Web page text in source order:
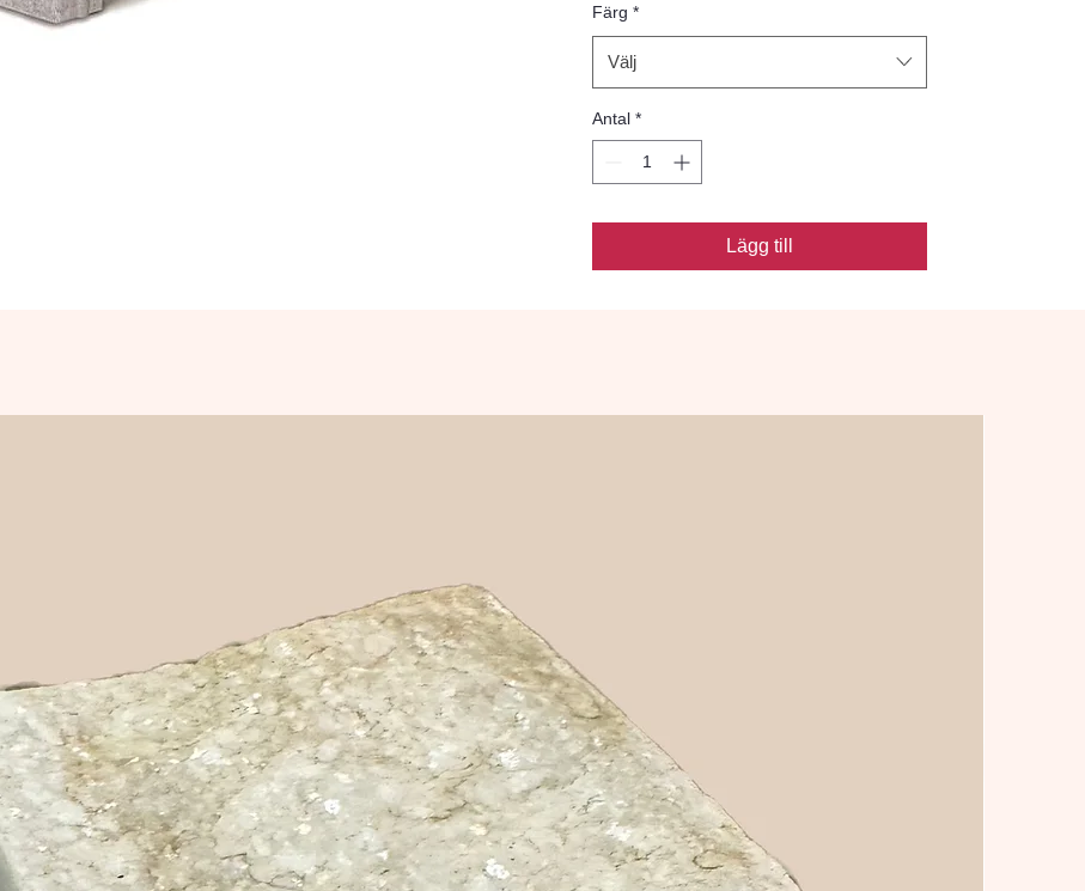
p? ytor som uts?tts f?r h?g
belastning. t ex biluppfarter och
parkeringar. Den funktionella l?
vridande krafter som till exempel
sv?ngande bild?ck. Stenen ?r
dessutom mycket smidig att
maskinl?gga. Finns i fasat eller
skarpt utf?rande. superförband
Skarp ger en tystare milj? j?mf?rt
Färg *
Välj
Antal *
Lägg till